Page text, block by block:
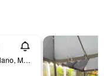
Via Varesina 63, Milano, Milano, Italien